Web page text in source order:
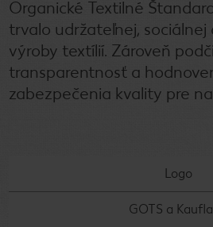
Organické Textilné
trvalo udržateľnej, sociálnej
výroby textílií. Zároveň
transparentnosť a
zabezpečenia kvality pre
Logo
GOTS a